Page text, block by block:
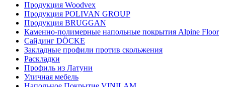
Продукция Woodvex
Продукция POLIVAN GROUP
Продукция BRUGGAN
Каменно-полимерные напольные покрытия Alpine Floor
Сайдинг DÖCKE
Закладные профили против скольжения
Раскладки
Профиль из Латуни
Уличная мебель